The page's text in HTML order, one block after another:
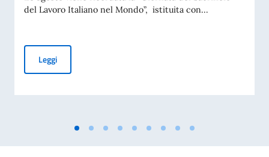
del Lavoro Italiano nel Mondo”, istituita con...
LeggiCOMMEMORAZIONE DEL 70. ANNIVERSARIO DEL